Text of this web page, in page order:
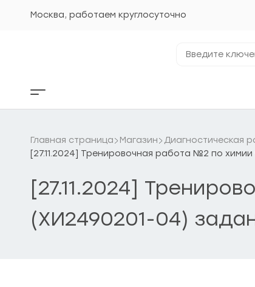
Москва, работаем круглосуточно
ключевые
Кнопка
бокового
Главная страница Магазин
Диагностическая
[27.11.2024] Тренировочная работа №2 по
[27.11.2024]
(ХИ2490201-04)